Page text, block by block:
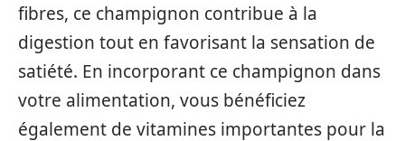
fibres, ce champignon contribue à la
digestion tout en favorisant la sensation de
satiété. En incorporant ce champignon dans
votre alimentation, vous bénéficiez
également de vitamines importantes pour la